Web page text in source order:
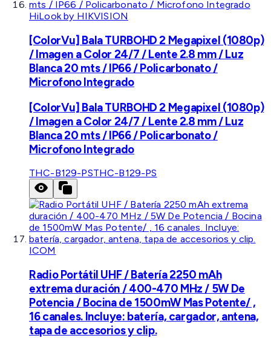
HiLook by HIKVISION
[ColorVu] Bala TURBOHD 2 Megapixel (1080p)
/ Imagen a Color 24/7 / Lente 2.8 mm / Luz
Blanca 20 mts / IP66 / Policarbonato /
Microfono Integrado
[ColorVu] Bala TURBOHD 2 Megapixel (1080p)
/ Imagen a Color 24/7 / Lente 2.8 mm / Luz
Blanca 20 mts / IP66 / Policarbonato /
Microfono Integrado
THC-B129-PSTHC-B129-PS
ICOM
Radio Portátil UHF / Batería 2250 mAh
extrema duración / 400-470 MHz / 5W De
Potencia / Bocina de 1500mW Mas Potente/ ,
16 canales. Incluye: batería, cargador, antena,
tapa de accesorios y clip.